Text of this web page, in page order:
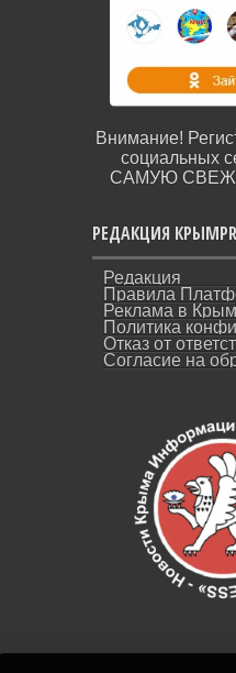
Внимание!
социальных
САМУЮ
РЕДАКЦИЯ
Редакция
Правила
Реклама в
Политика
Отказ от
Согласие на